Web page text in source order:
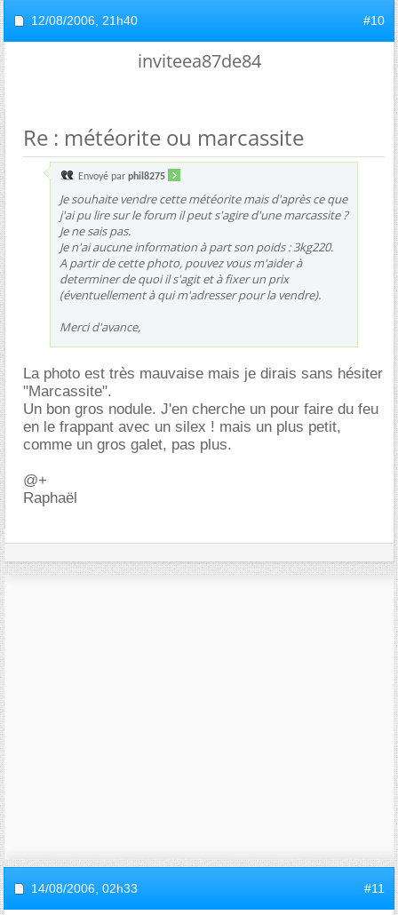
12/08/2006, 21h40 #10
inviteea87de84
Re : météorite ou marcassite
Envoyé par phil8275
Je souhaite vendre cette météorite mais d'après ce que
j'ai pu lire sur le forum il peut s'agire d'une marcassite ?
Je ne sais pas.
Je n'ai aucune information à part son poids : 3kg220.
A partir de cette photo, pouvez vous m'aider à
determiner de quoi il s'agit et à fixer un prix
(éventuellement à qui m'adresser pour la vendre).
Merci d'avance,
La photo est très mauvaise mais je dirais sans hésiter
"Marcassite".
Un bon gros nodule. J'en cherche un pour faire du feu
en le frappant avec un silex ! mais un plus petit,
comme un gros galet, pas plus.
@+
Raphaël
14/08/2006, 02h33 #11